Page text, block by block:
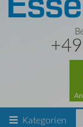
Kategorien